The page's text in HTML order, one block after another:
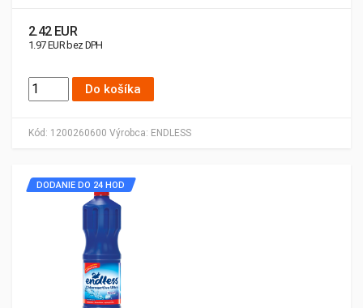
Kód: 1200260600 Výrobca: ENDLESS
2.42 EUR
1.97 EUR bez DPH
Do košíka
DODANIE DO 24 HOD